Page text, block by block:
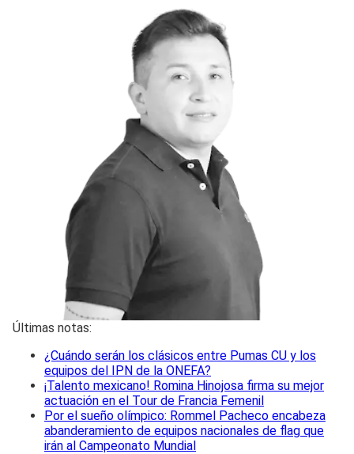
Últimas notas:
¿Cuándo serán los clásicos entre Pumas CU y los
equipos del IPN de la ONEFA?
¡Talento mexicano! Romina Hinojosa firma su mejor
actuación en el Tour de Francia Femenil
Por el sueño olímpico: Rommel Pacheco encabeza
abanderamiento de equipos nacionales de flag que
irán al Campeonato Mundial